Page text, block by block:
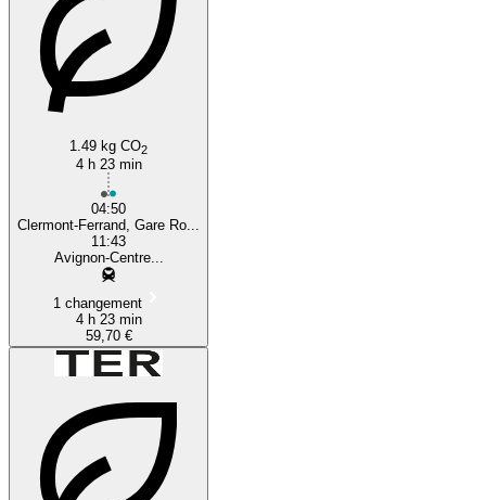
1.49 kg CO2
4 h 23 min
04:50
Clermont-Ferrand, Gare Ro...
11:43
Avignon-Centre...
1 changement
4 h 23 min
59,70 €